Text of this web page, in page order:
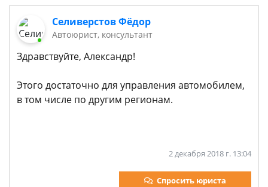
Селиверстов Фёдор
Автоюрист, консультант
Здравствуйте, Александр!
Этого достаточно для управления автомобилем,
в том числе по другим регионам.
2 декабря 2018 г. 13:04
Спросить юриста